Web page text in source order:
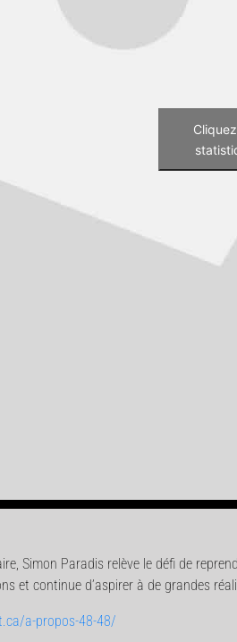
Simon Paradis relève le défi de
et continue d’aspirer à de grandes
a-propos-48-48/